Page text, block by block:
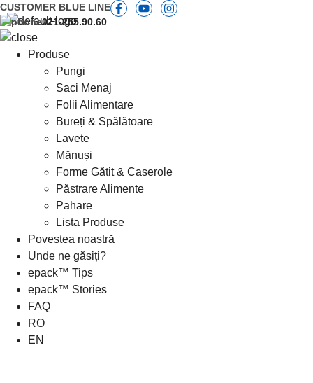
CUSTOMER BLUE LINE
021-255.90.60
Produse
Pungi
Saci Menaj
Folii Alimentare
Bureți & Spălătoare
Lavete
Mănuși
Forme Gătit & Caserole
Păstrare Alimente
Pahare
Lista Produse
Povestea noastră
Unde ne găsiți?
epack™ Tips
epack™ Stories
FAQ
RO
EN